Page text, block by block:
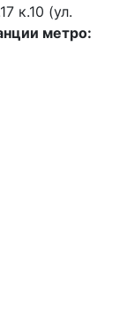
к.10 (ул.
метро: